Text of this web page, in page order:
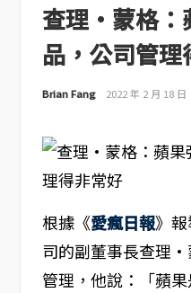
查理·蒙格：
品，公司管理
Brian Fang 2022 年 2 月 18 日
根據《愛瘋日報》
司的副董事長查理
管理，他說：「蘋